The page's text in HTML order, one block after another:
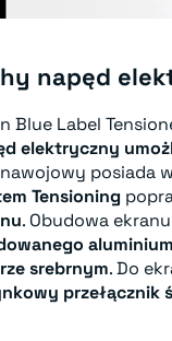
napęd
Blue Label
elektryczny
nawojowy posiada
Tensioning
. Obudowa
aluminium
srebrnym. Do
przełącznik